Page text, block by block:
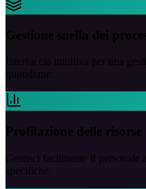
Interfaccia intuitiva per una
quotidiane.
Profilazione delle risorse
Gestisci facilmente il personale
specifiche.